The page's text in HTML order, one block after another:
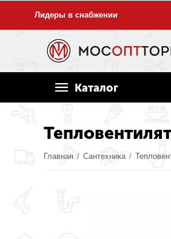
Лидеры в снабжении
Каталог
Главная / Сантехника /